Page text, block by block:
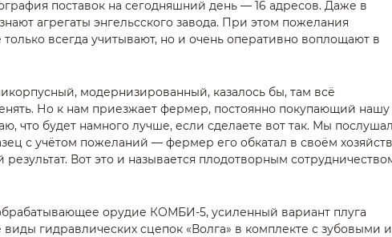
поставок на сегодняшний день — 16 адресов. Даже в
агрегаты энгельсского завода. При этом пожелания
всегда учитывают, но и очень оперативно воплощают в
модернизированный, казалось бы, там всё
Но к нам приезжает фермер, постоянно покупающий нашу
что будет намного лучше, если сделаете вот так. Мы
с учётом пожеланий — фермер его обкатал в своём
Вот это и называется плодотворным
орудие КОМБИ-5, усиленный вариант плуга
гидравлических сцепок «Волга» в комплекте с зубовыми и